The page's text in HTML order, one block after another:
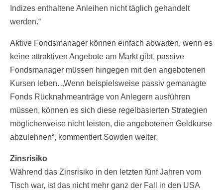
Indizes enthaltene Anleihen nicht täglich gehandelt
werden.“
Aktive Fondsmanager können einfach abwarten, wenn es
keine attraktiven Angebote am Markt gibt, passive
Fondsmanager müssen hingegen mit den angebotenen
Kursen leben. „Wenn beispielsweise passiv gemanagte
Fonds Rücknahmeanträge von Anlegern ausführen
müssen, können es sich diese regelbasierten Strategien
möglicherweise nicht leisten, die angebotenen Geldkurse
abzulehnen“, kommentiert Sowden weiter.
Zinsrisiko
Während das Zinsrisiko in den letzten fünf Jahren vom
Tisch war, ist das nicht mehr ganz der Fall in den USA